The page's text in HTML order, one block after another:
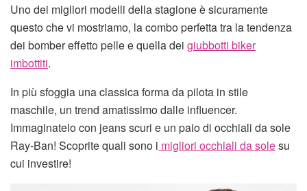
Uno dei migliori modelli della stagione è sicuramente
questo che vi mostriamo, la combo perfetta tra la tendenza
dei bomber effetto pelle e quella dei giubbotti biker
imbottiti.
In più sfoggia una classica forma da pilota in stile
maschile, un trend amatissimo dalle influencer.
Immaginatelo con jeans scuri e un paio di occhiali da sole
Ray-Ban! Scoprite quali sono i migliori occhiali da solesu
cui investire!